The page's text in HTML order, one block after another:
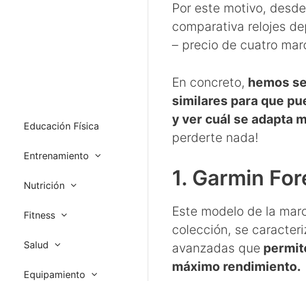
Educación Física
Entrenamiento
Nutrición
Fitness
Salud
Equipamiento
Por este motivo,
comparativa relojes
– precio de cuatro
En concreto, hemos
similares para que
y ver cuál se adapta
perderte nada!
1. Garmin
Este modelo de la
colección, se
avanzadas que
máximo rendimiento.